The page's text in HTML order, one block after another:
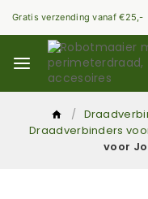
Gratis verzending vanaf €25,-
/
Draadverbinders
voor